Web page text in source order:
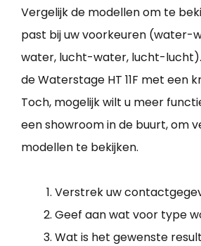
Vergelijk de modellen om te
past bij uw voorkeuren (water-
water, lucht-water, lucht-lucht).
de Waterstage HT 11F met een
Toch, mogelijk wilt u meer
een showroom in de buurt, om
modellen te bekijken.
Verstrek uw
Geef aan wat voor type
Wat is het gewenste